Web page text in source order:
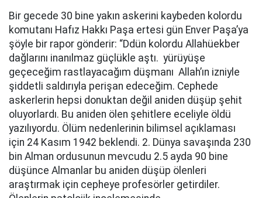
Bir gecede 30 bine yakın askerini kaybeden kolordu
komutanı Hafız Hakkı Paşa ertesi gün Enver Paşa’ya
şöyle bir rapor gönderir: “Ddün kolordu Allahüekber
dağlarını inanılmaz güçlükle aştı. yürüyüşe
geçeceğim rastlayacağım düşmanı Allah’ın izniyle
şiddetli saldırıyla perişan edeceğim. Cephede
askerlerin hepsi donuktan değil aniden düşüp şehit
oluyorlardı. Bu aniden ölen şehitlere eceliyle öldü
yazılıyordu. Ölüm nedenlerinin bilimsel açıklaması
için 24 Kasım 1942 beklendi. 2. Dünya savaşında 230
bin Alman ordusunun mevcudu 2.5 ayda 90 bine
düşünce Almanlar bu aniden düşüp ölenleri
araştırmak için cepheye profesörler getirdiler.